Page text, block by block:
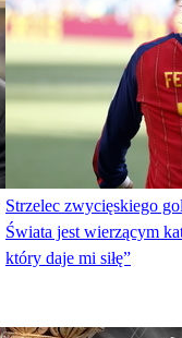
Strzelec zwycięskiego
Świata jest wierzącym
który daje mi siłę”